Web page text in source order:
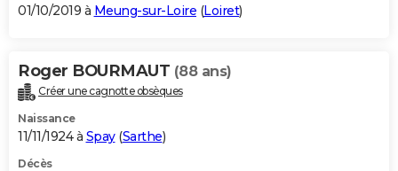
01/10/2019 à Meung-sur-Loire (Loiret)
Roger BOURMAUT (88 ans)
Créer une cagnotte obsèques
Naissance
11/11/1924 à Spay(Sarthe)
Décès